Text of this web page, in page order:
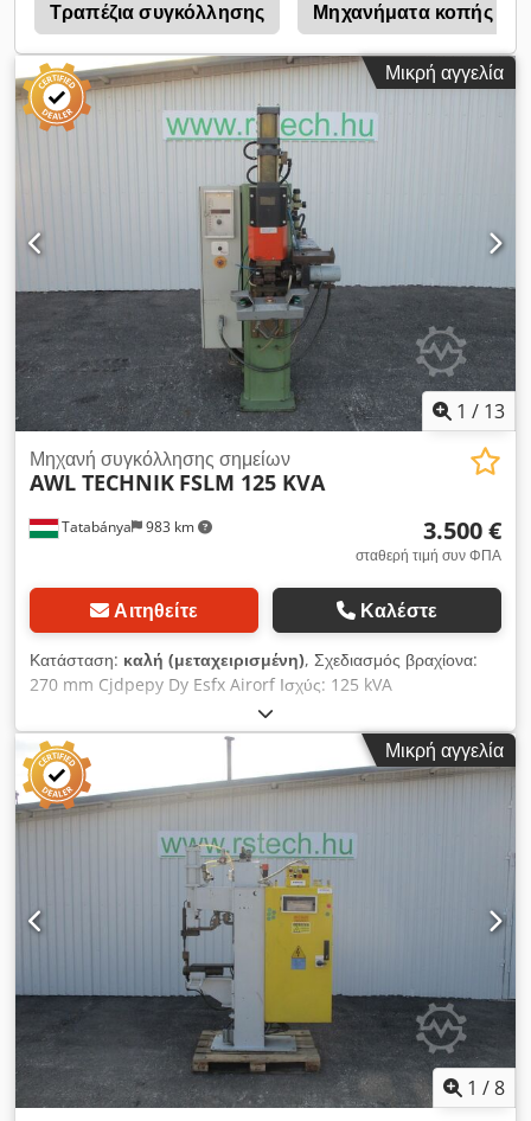
Τραπέζια συγκόλλησης Μηχανήματα κοπής με
Μικρή αγγελία
1 / 13
Tatabánya 983 km
Μηχανή συγκόλλησης σημείων
AWL TECHNIK FSLM 125 KVA
3.500 €
σταθερή τιμή συν ΦΠΑ
Αιτηθείτε Καλέστε
Κατάσταση: καλή (μεταχειρισμένη), Σχεδιασμός βραχίονα:
270 mm Cjdpepy Dy Esfx Airorf Ισχύς: 125 kVA
Μικρή αγγελία
1 /8